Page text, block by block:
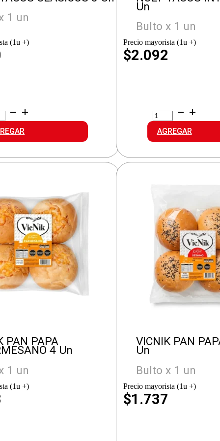
1 un
(1u +)
Un
Bulto x 1 un
Precio mayorista (1u +)
$2.092
NOLY
TACOS
INTEGRALES
cantidad
AGREGAR
PAN PAPA
4 Un
1 un
(1u +)
VICNIK PAN
Un
Bulto x 1 un
Precio mayorista (1u +)
$1.737